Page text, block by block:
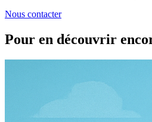
Nous contacter
Pour en découvrir